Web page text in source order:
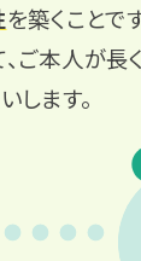
を築くことで
ご本人が長
します。